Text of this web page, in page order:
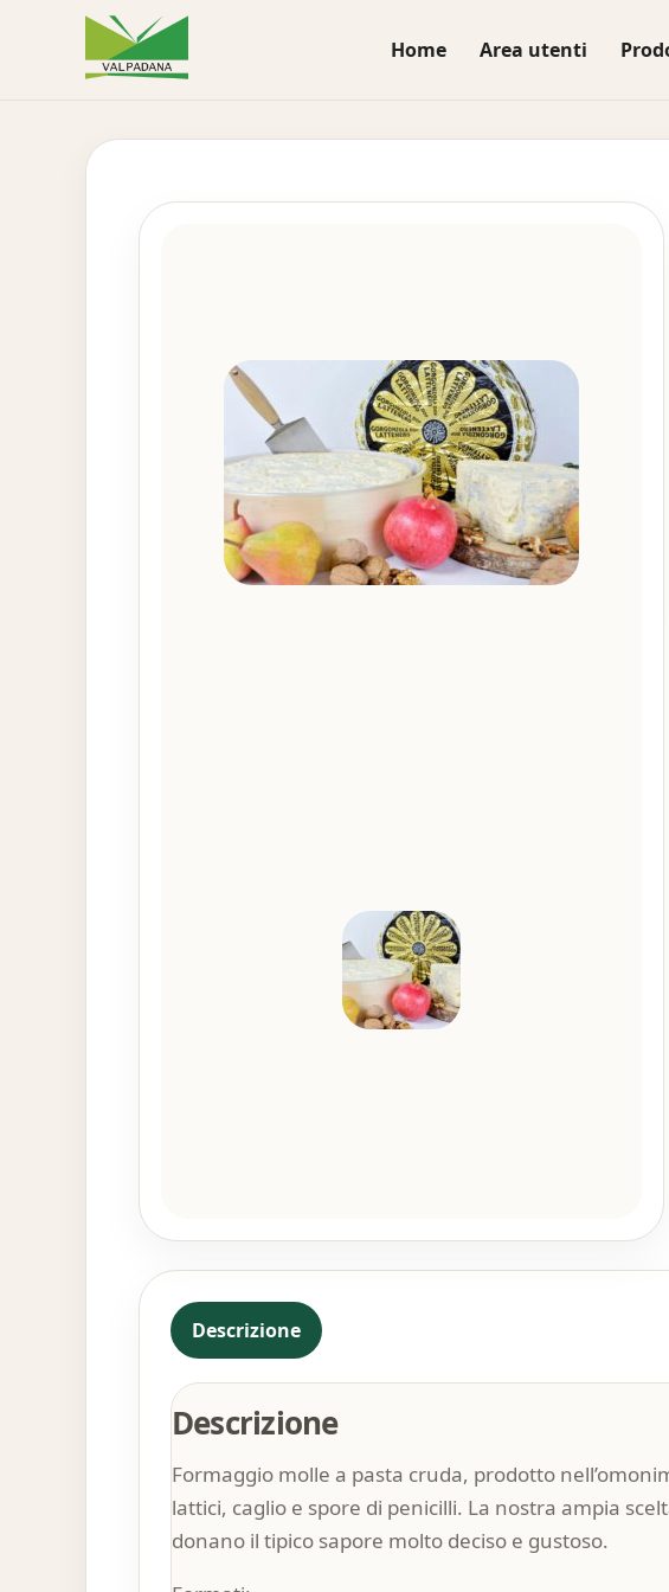
Home Area utenti
Descrizione
Descrizione
Formaggio molle a pasta cruda, prodotto
lattici, caglio e spore di penicilli. La nostra ampia
donano il tipico sapore molto deciso e gustoso.